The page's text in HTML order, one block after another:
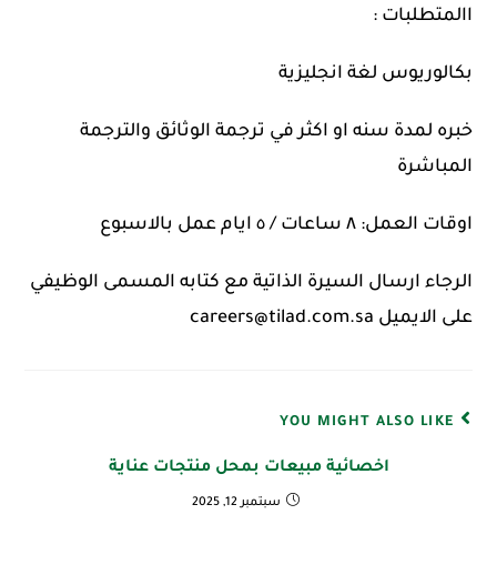
االمتطلبات :
بكالوريوس لغة انجليزية
خبره لمدة سنه او اكثر في ترجمة الوثائق والترجمة
المباشرة
اوقات العمل: ٨ ساعات / ٥ ايام عمل بالاسبوع
الرجاء ارسال السيرة الذاتية مع كتابه المسمى الوظيفي
على الايميل careers@tilad.com.sa
YOU MIGHT ALSO LIKE
اخصائية مبيعات بمحل منتجات عناية
سبتمبر 12, 2025